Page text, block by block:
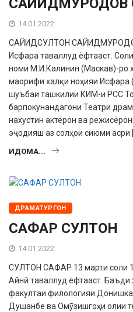
САЙИДМУРОДОВ
14.01.2022
САЙИДСУЛТОН
Исфара таваллуд ёфтааст.
номи М.И.Калинин (Маскав)-ро
маорифи халқи ноҳияи Исфара
шуъбаи ташкилии КИМ-и РСС
барпокунандагони Театри
нахустин актёрон ва
эҷодияш аз солҳои сиюми асри
ИДОМА...
ДРАМАТУРГОН
САФАР СУЛТОН
14.01.2022
СУЛТОН САФАР 13 марти соли
Айнӣ таваллуд ёфтааст.
факултаи филологияи
Душанбе ва Омӯзишгоҳи олии